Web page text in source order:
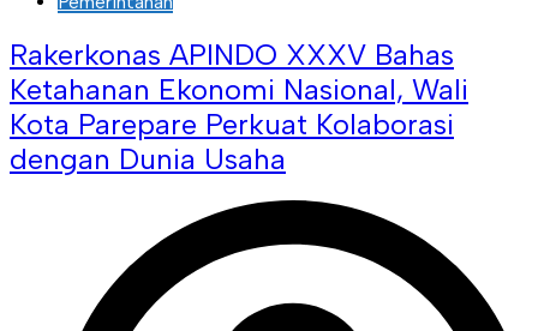
Rakerkonas APINDO XXXV Bahas
Ketahanan Ekonomi Nasional, Wali
Kota Parepare Perkuat Kolaborasi
dengan Dunia Usaha